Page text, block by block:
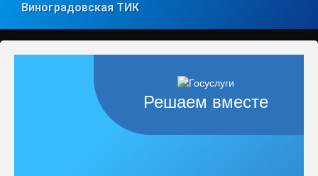
Виноградовская ТИК
Решаем вместе